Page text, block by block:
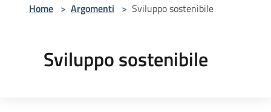
Home > Argomenti > Sviluppo sostenibile
Sviluppo sostenibile